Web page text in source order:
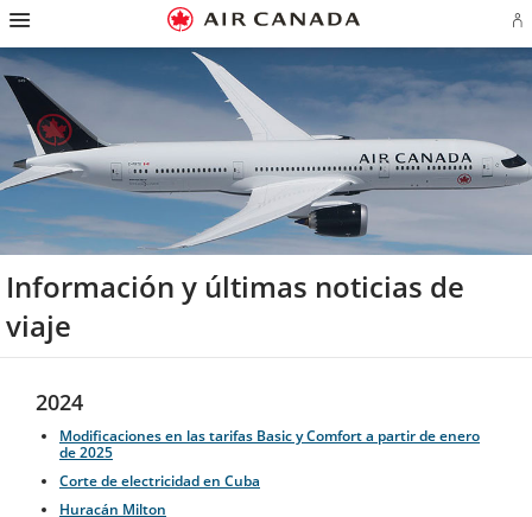
página
de
inicio
Omitir
pasar
la
pantalla
navegación
principal
Omitir
pasar
contenido
campo
de
búsqueda
Omitir
pasar
los
vínculos
pie
de
página
Omitir
pasar
mapa
del
sitio
Omitir
pasar
Contáctenos
Información y últimas noticias de
viaje
2024
Modificaciones en las tarifas Basic y Comfort a partir de enero
de 2025
Corte de electricidad en Cuba
Huracán Milton